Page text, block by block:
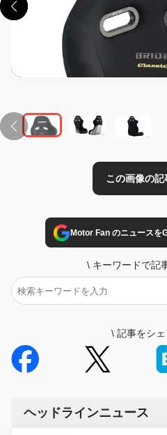
Motor Fan のニュースを
\ キーワードで記
\ 記事をシェ
ヘッドラインニュース